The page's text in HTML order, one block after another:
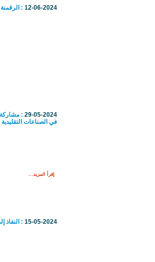
12-06-2024
:
29-05-2024 : مشاركة
في الصناعات التقليدية
إقرأ المزيد...
15-05-2024 : النفاذ